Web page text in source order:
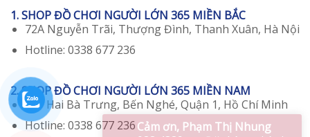
1. SHOP ĐỒ CHƠI NGƯỜI LỚN 365 MIỀN BẮC
72A Nguyễn Trãi, Thượng Đình, Thanh Xuân, Hà Nội
Hotline: 0338 677 236
2. SHOP ĐỒ CHƠI NGƯỜI LỚN 365 MIỀN NAM
129 Hai Bà Trưng, Bến Nghé, Quận 1, Hồ Chí Minh
Hotline: 0338 677 236